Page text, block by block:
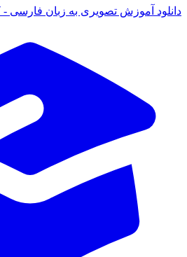
دانلود آموزش تصویری به زبان فارسی -